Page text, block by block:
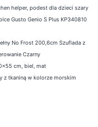
helper, podest dla dzieci szary
Gusto Genio S Plus KP340810
No Frost 200,6cm Szuflada z
Czarny
cm, biel, mat
z tkaniną w kolorze morskim